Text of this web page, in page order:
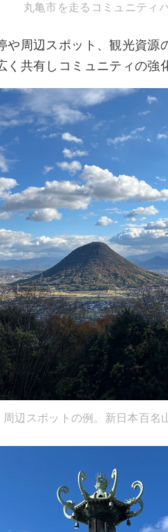
丸亀市を走るコミュニティ
や周辺スポット、観光資源
く共有しコミュニティの強
辺スポットの例。新日本百名